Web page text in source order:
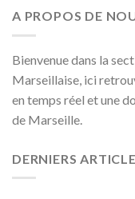
A PROPOS DE
Bienvenue dans la
Marseillaise, ici
en temps réel et une
de Marseille.
DERNIERS